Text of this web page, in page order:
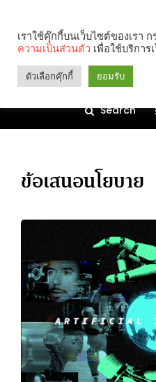
Search
ข้อเสนอนโยบาย
เราใช้คุ๊กกี้บนเว็บไซต์ของเรา
ความเป็นส่วนตัว เพื่อใช้บริการ
ตัวเลือกคุ๊กกี้ ยอมรับ